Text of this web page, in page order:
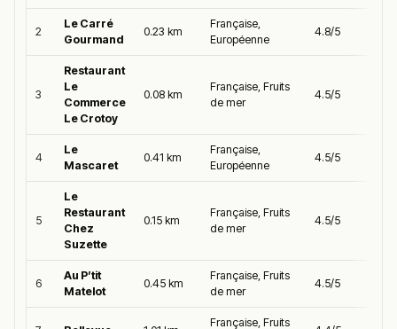
2
Le Carré
Gourmand
0.23 km
Française,
Européenne
4.8/5
3
Restaurant
Le
Commerce
Le Crotoy
0.08 km
Française, Fruits
de mer
4.5/5
4
Le
Mascaret
0.41 km
Française,
Européenne
4.5/5
5
Le
Restaurant
Chez
Suzette
0.15 km
Française, Fruits
de mer
4.5/5
6
Au P’tit
Matelot
0.45 km
Française, Fruits
de mer
4.5/5
Française, Fruits